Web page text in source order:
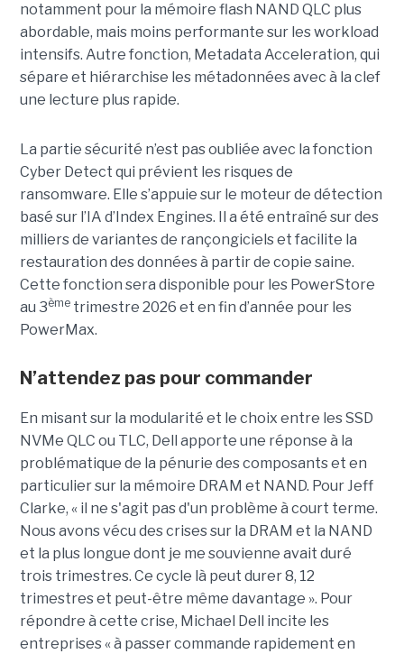
notamment pour la mémoire flash NAND QLC plus
abordable, mais moins performante sur les workload
intensifs. Autre fonction, Metadata Acceleration, qui
sépare et hiérarchise les métadonnées avec à la clef
une lecture plus rapide.
La partie sécurité n’est pas oubliée avec la fonction
Cyber Detect qui prévient les risques de
ransomware. Elle s’appuie sur le moteur de détection
basé sur l’IA d’Index Engines. Il a été entraîné sur des
milliers de variantes de rançongiciels et facilite la
restauration des données à partir de copie saine.
Cette fonction sera disponible pour les PowerStore
au 3èmetrimestre 2026 et en fin d’année pour les
PowerMax.
N’attendez pas pour commander
En misant sur la modularité et le choix entre les SSD
NVMe QLC ou TLC, Dell apporte une réponse à la
problématique de la pénurie des composants et en
particulier sur la mémoire DRAM et NAND. Pour Jeff
Clarke, « il ne s'agit pas d'un problème à court terme.
Nous avons vécu des crises sur la DRAM et la NAND
et la plus longue dont je me souvienne avait duré
trois trimestres. Ce cycle là peut durer 8, 12
trimestres et peut-être même davantage ». Pour
répondre à cette crise, Michael Dell incite les
entreprises « à passer commande rapidement en